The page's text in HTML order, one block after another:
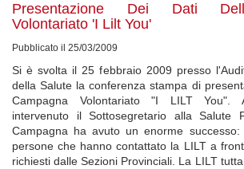
Presentazione Dei Dati
Volontariato 'I Lilt You'
Pubblicato il 25/03/2009
Si è svolta il 25 febbraio 2009 presso
della Salute la conferenza stampa di
Campagna Volontariato "I LILT You".
intervenuto il Sottosegretario alla Salute
Campagna ha avuto un enorme
persone che hanno contattato la LILT a
richiesti dalle Sezioni Provinciali. La LILT